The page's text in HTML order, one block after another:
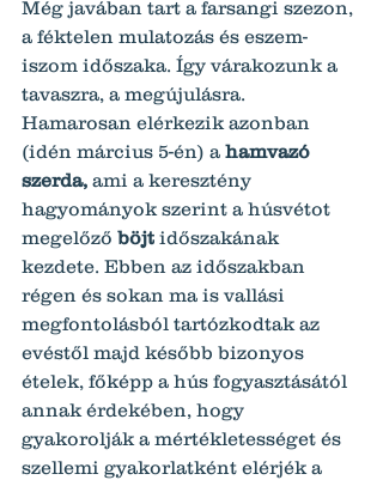
Még javában tart a farsangi szezon,
a féktelen mulatozás és eszem-
iszom időszaka. Így várakozunk a
tavaszra, a megújulásra.
Hamarosan elérkezik azonban
(idén március 5-én) a hamvazó
szerda, ami a keresztény
hagyományok szerint a húsvétot
megelőző böjt időszakának
kezdete. Ebben az időszakban
régen és sokan ma is vallási
megfontolásból tartózkodtak az
evéstől majd később bizonyos
ételek, főképp a hús fogyasztásától
annak érdekében, hogy
gyakorolják a mértékletességet és
szellemi gyakorlatként elérjék a